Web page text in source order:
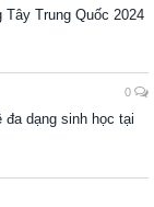
Tây Trung Quốc 2024
0
dạng sinh học tại